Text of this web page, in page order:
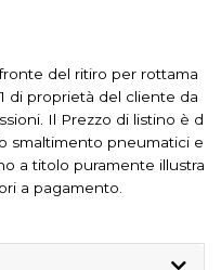
del ritiro per rottama
di proprietà del cliente da
Il Prezzo di listino è d
smaltimento pneumatici e
a titolo puramente illustra
a pagamento.